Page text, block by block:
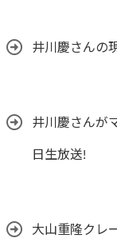
井川慶さんの
井川慶さんが
日生放送!
大山重隆クレ